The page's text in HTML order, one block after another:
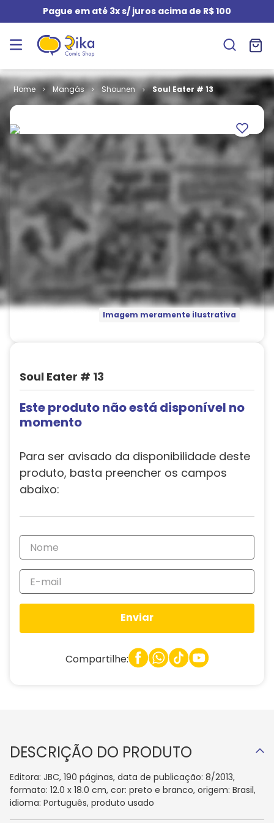
Pague em até 3x s/ juros acima de R$ 100
Mangás Shounen Soul Eater # 13
Imagem meramente ilustrativa
Soul Eater # 13
Este produto não está disponível no
momento
Para ser avisado da disponibilidade deste
produto, basta preencher os campos
abaixo:
Enviar
Compartilhe:
DESCRIÇÃO DO PRODUTO
Editora: JBC, 190 páginas, data de publicação: 8/2013,
formato: 12.0 x 18.0 cm, cor: preto e branco, origem: Brasil,
idioma: Português, produto usado